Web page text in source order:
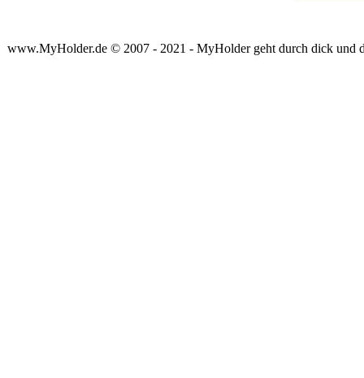
www.MyHolder.de © 2007 - 2021 - MyHolder geht durch dick und